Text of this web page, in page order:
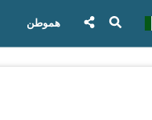
هموطن